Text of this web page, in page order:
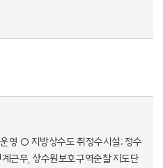
영 ○ 지방상수도 취정수시설; 정수
근무, 상수원보호구역순찰 지도단